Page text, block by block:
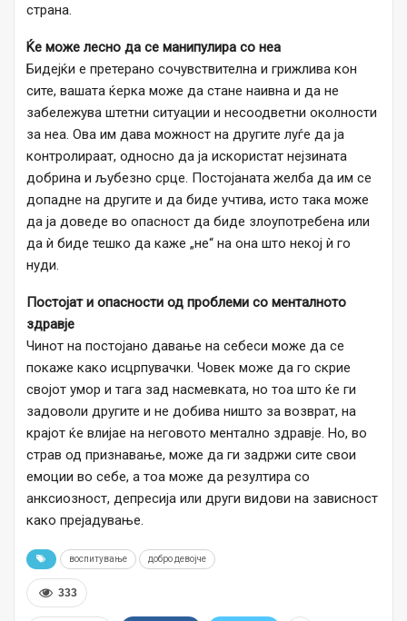
страна.
Ќе може лесно да се манипулира со неа
Бидејќи е претерано сочувствителна и грижлива кон
сите, вашата ќерка може да стане наивна и да не
забележува штетни ситуации и несоодветни околности
за неа. Ова им дава можност на другите луѓе да ја
контролираат, односно да ја искористат нејзината
добрина и љубезно срце. Постојаната желба да им се
допадне на другите и да биде учтива, исто така може
да ја доведе во опасност да биде злоупотребена или
да ѝ биде тешко да каже „не“ на она што некој ѝ го
нуди.
Постојат и опасности од проблеми со менталното
здравје
Чинот на постојано давање на себеси може да се
покаже како исцрпувачки. Човек може да го скрие
својот умор и тага зад насмевката, но тоа што ќе ги
задоволи другите и не добива ништо за возврат, на
крајот ќе влијае на неговото ментално здравје. Но, во
страв од признавање, може да ги задржи сите свои
емоции во себе, а тоа може да резултира со
анксиозност, депресија или други видови на зависност
како прејадување.
воспитување добро девојче
333